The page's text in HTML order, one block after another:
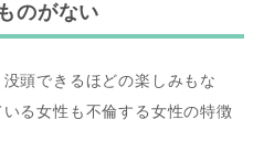
のがない
頭できるほどの楽しみもな
る女性も不倫する女性の特徴